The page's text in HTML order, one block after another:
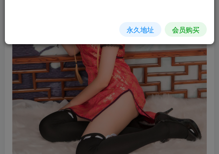
永久地址 会员购买